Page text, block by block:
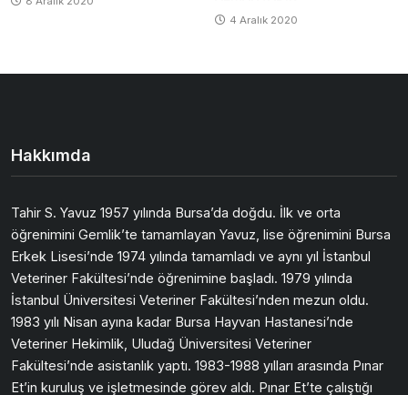
4 Aralık 2020
Hakkımda
Tahir S. Yavuz 1957 yılında Bursa’da doğdu. İlk ve orta
öğrenimini Gemlik’te tamamlayan Yavuz, lise öğrenimini Bursa
Erkek Lisesi’nde 1974 yılında tamamladı ve aynı yıl İstanbul
Veteriner Fakültesi’nde öğrenimine başladı. 1979 yılında
İstanbul Üniversitesi Veteriner Fakültesi’nden mezun oldu.
1983 yılı Nisan ayına kadar Bursa Hayvan Hastanesi’nde
Veteriner Hekimlik, Uludağ Üniversitesi Veteriner
Fakültesi’nde asistanlık yaptı. 1983-1988 yılları arasında Pınar
Et’in kuruluş ve işletmesinde görev aldı. Pınar Et’te çalıştığı